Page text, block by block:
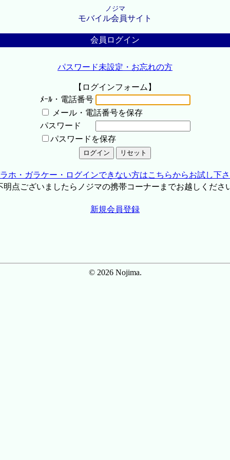
ノジマ
モバイル会員サイト
会員ログイン
パスワード未設定・お忘れの方
【ログインフォーム】
ﾒｰﾙ・電話番号
メール・電話番号を保存
パスワード
パスワードを保存
ホ・ガラケー・ログインできない方はこちらからお試し下
点ございましたらノジマの携帯コーナーまでお越しくださ
新規会員登録
© 2026 Nojima.